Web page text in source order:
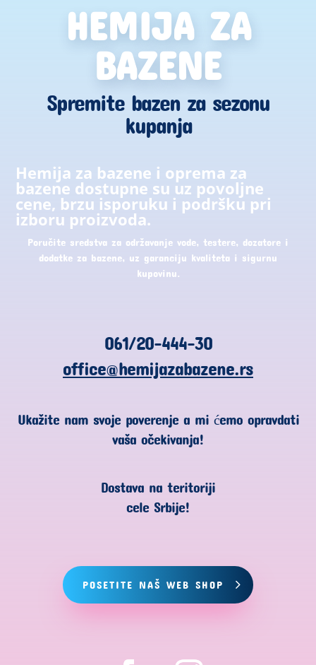
HEMIJA ZA
BAZENE
Spremite bazen za sezonu
kupanja
Hemija za bazene i oprema za
bazene dostupne su uz povoljne
cene, brzu isporuku i podršku pri
izboru proizvoda.
Poručite sredstva za održavanje vode, testere, dozatore i
dodatke za bazene, uz garanciju kvaliteta i sigurnu
kupovinu.
061/20-444-30
office@hemijazabazene.rs
Ukažite nam svoje poverenje a mi ćemo opravdati
vaša očekivanja!
Dostava na teritoriji
cele Srbije!
POSETITE NAŠ WEB SHOP